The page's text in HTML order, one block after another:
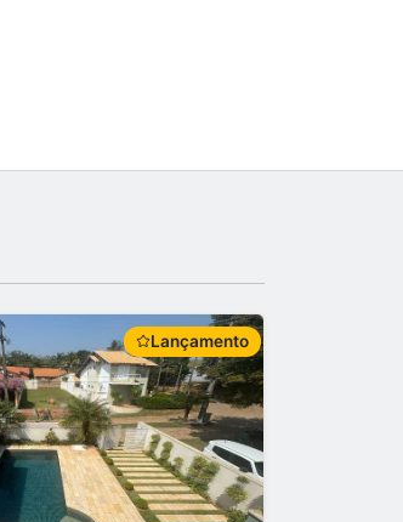
Lançamento